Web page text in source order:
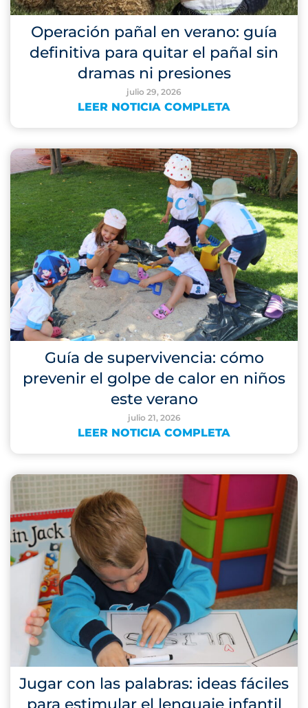
Operación pañal en verano: guía
definitiva para quitar el pañal sin
dramas ni presiones
julio 29, 2026
LEER NOTICIA COMPLETA
Guía de supervivencia: cómo
prevenir el golpe de calor en niños
este verano
julio 21, 2026
LEER NOTICIA COMPLETA
Jugar con las palabras: ideas fáciles
para estimular el lenguaje infantil